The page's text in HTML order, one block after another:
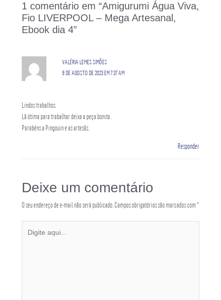
1 comentário em “Amigurumi Água Viva,
Fio LIVERPOOL – Mega Artesanal,
Ebook dia 4”
VALÉRIA LEMES SIMÕES
9 DE AGOSTO DE 2023 EM 7:37 AM
Lindos trabalhos.
Lã ótima para trabalhar deixa a peça bonita .
Parabéns a Pingouin e as artesãs.
Responder
Deixe um comentário
O seu endereço de e-mail não será publicado. Campos obrigatórios são marcados com*